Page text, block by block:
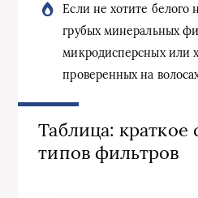
Если не хотите белого
грубых минеральных
микродисперсных или
проверенных на
Таблица: краткое
типов фильтров